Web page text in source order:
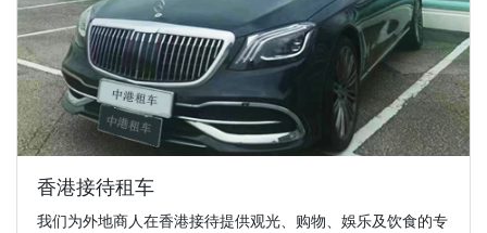
香港接待租车
我们为外地商人在香港接待提供观光、购物、娛乐及饮食的专